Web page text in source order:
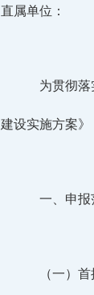
直属单位：
为贯彻
建设实施方案》
一、申报
（一）